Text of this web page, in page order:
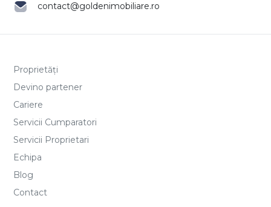
contact@goldenimobiliare.ro
Proprietăți
Devino partener
Cariere
Servicii Cumparatori
Servicii Proprietari
Echipa
Blog
Contact